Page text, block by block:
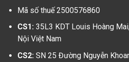
Mã số thuế 2500576860
CS1: 35L3 KDT Louis Hoàng
Nội Việt Nam
CS2: SN 25 Đường Nguyễn